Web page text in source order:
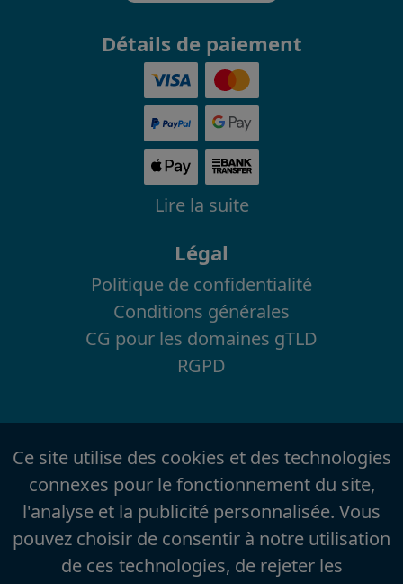
Détails de paiement
Lire la suite
Légal
Politique de confidentialité
Conditions générales
CG pour les domaines gTLD
RGPD
Ce site utilise des cookies et des technologies
connexes pour le fonctionnement du site,
l'analyse et la publicité personnalisée. Vous
pouvez choisir de consentir à notre utilisation
de ces technologies, de rejeter les